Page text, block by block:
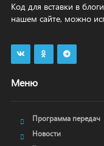
Код для вставки в
нашем сайте, можно
Меню
Программа передач
Новости